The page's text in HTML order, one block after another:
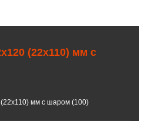
(22х110) мм с
мм с шаром (100)